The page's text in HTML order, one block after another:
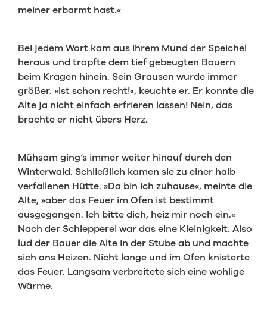
meiner erbarmt hast.«
Bei jedem Wort kam aus ihrem Mund der Speichel
heraus und tropfte dem tief gebeugten Bauern
beim Kragen hinein. Sein Grausen wurde immer
größer. »Ist schon recht!«, keuchte er. Er konnte die
Alte ja nicht einfach erfrieren lassen! Nein, das
brachte er nicht übers Herz.
Mühsam ging‘s immer weiter hinauf durch den
Winterwald. Schließlich kamen sie zu einer halb
verfallenen Hütte. »Da bin ich zuhause«, meinte die
Alte, »aber das Feuer im Ofen ist bestimmt
ausgegangen. Ich bitte dich, heiz mir noch ein.«
Nach der Schlepperei war das eine Kleinigkeit. Also
lud der Bauer die Alte in der Stube ab und machte
sich ans Heizen. Nicht lange und im Ofen knisterte
das Feuer. Langsam verbreitete sich eine wohlige
Wärme.